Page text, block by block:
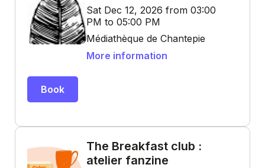
Sat Dec 12, 2026 from 03:00
PM to 05:00 PM
Médiathèque de Chantepie
More information
Book
The Breakfast club :
atelier fanzine